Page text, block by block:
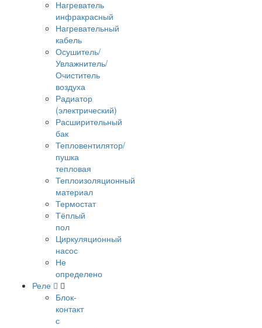
Нагреватель
инфракрасный
Нагревательный
кабель
Осушитель/
Увлажнитель/
Очиститель
воздуха
Радиатор
(электрический)
Расширительный
бак
Тепловентилятор/
пушка
тепловая
Теплоизоляционный
материал
Термостат
Тёплый
пол
Циркуляционный
насос
Не
определено
Реле
Блок-
контакт
с